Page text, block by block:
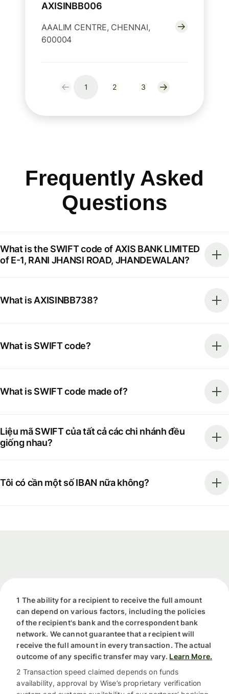
AXISINBB006
AAALIM CENTRE, CHENNAI,
600004
1 2 3
Frequently Asked
Questions
What is the SWIFT code of AXIS BANK LIMITED
of E-1, RANI JHANSI ROAD, JHANDEWALAN?
What is AXISINBB738?
What is SWIFT code?
What is SWIFT code made of?
Liệu mã SWIFT của tất cả các chi nhánh đều
giống nhau?
Tôi có cần một số IBAN nữa không?
1 The ability for a recipient to receive the full amount
can depend on various factors, including the policies
of the recipient's bank and the correspondent bank
network. We cannot guarantee that a recipient will
receive the full amount in every transaction. The actual
outcome of any specific transfer may vary. Learn More.
2 Transaction speed claimed depends on funds
availability, approval by Wise’s proprietary verification